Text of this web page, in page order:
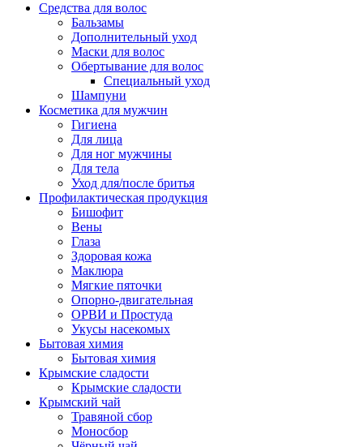
Средства для волос
Бальзамы
Дополнительный уход
Маски для волос
Обертывание для волос
Специальный уход
Шампуни
Косметика для мужчин
Гигиена
Для лица
Для ног мужчины
Для тела
Уход для/после бритья
Профилактическая продукция
Бишофит
Вены
Глаза
Здоровая кожа
Маклюра
Мягкие пяточки
Опорно-двигательная
ОРВИ и Простуда
Укусы насекомых
Бытовая химия
Бытовая химия
Крымские сладости
Крымские сладости
Крымский чай
Травяной сбор
Моносбор